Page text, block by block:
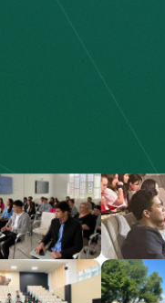
fingramota-online/
apps/
бар: